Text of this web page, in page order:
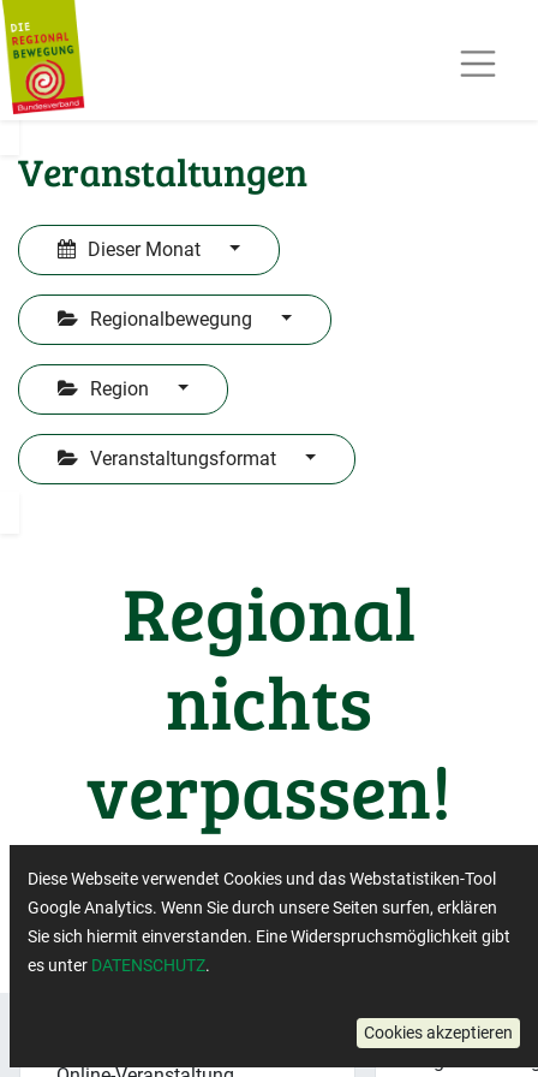
MITGLIED WERDEN
Veranstaltungen
Dieser Monat
Regionalbewegung
Region
Veranstaltungsformat
Regional
nichts
verpassen!
Wichtige Termine aus der
Regiobranche
Diese Webseite verwendet Cookies und das Webstatistiken-Tool
Google Analytics. Wenn Sie durch unsere Seiten surfen, erklären
Sie sich hiermit einverstanden. Eine Widerspruchsmöglichkeit gibt
es unter DATENSCHUTZ.
Cookies akzeptieren